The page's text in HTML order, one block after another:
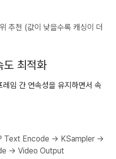
추천 (값이 낮을수록 캐싱이 더
도 최적화
임 간 연속성을 유지하면서 속
Text Encode → KSampler →
→ Video Output